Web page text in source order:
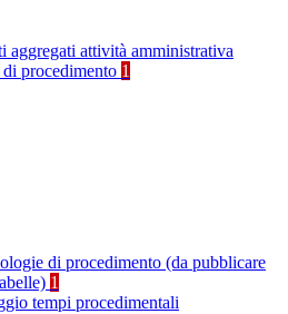
aggregati attività amministrativa
procedimento 1
di procedimento (da pubblicare
1
tempi procedimentali